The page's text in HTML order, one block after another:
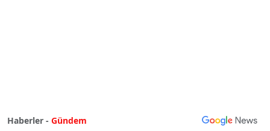
Haberler - Gündem